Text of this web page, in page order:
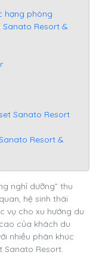
hạng phòng
Sanato Resort &
Sanato Resort
Resort &
nghỉ dưỡng” thu
hệ sinh thái
vụ cho xu hướng du
của khách du
nhiều phân khúc
Resort.